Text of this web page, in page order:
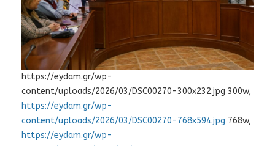
https://eydam.gr/wp-
content/uploads/2026/03/DSC00270-300x232.jpg 300w,
https://eydam.gr/wp-
content/uploads/2026/03/DSC00270-768x594.jpg 768w,
https://eydam.gr/wp-